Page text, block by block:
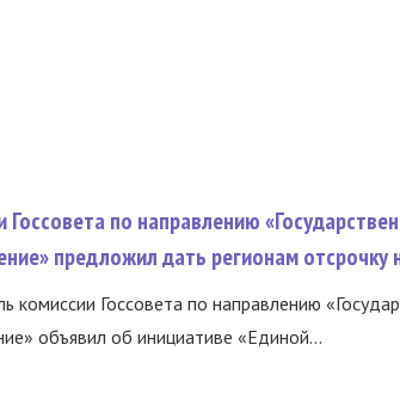
по направлению
предложил дать регионам отсрочку
комиссии Госсовета по направлению
объявил об инициативе «Единой...